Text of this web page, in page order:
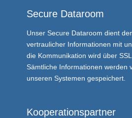
Secure Dataroom
Unser Secure Dataroom dient
vertraulicher Informationen mit
die Kommunikation wird über
Sämtliche Informationen werden
unseren Systemen gespeichert.
Kooperationspartner